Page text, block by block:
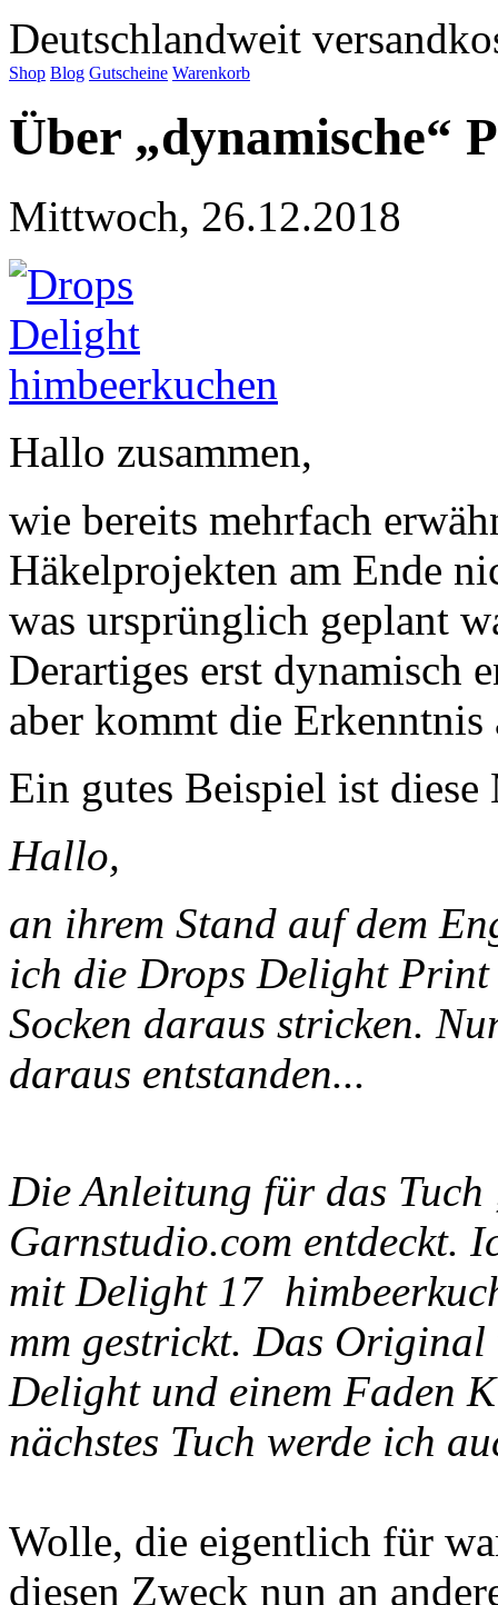
Deutschlandweit
Shop Blog Gutscheine Warenkorb
Über „dynamische“
Mittwoch, 26.12.2018
Hallo zusammen,
wie bereits mehrfach
Häkelprojekten am Ende
was ursprünglich geplant
Derartiges erst dynamisch
aber kommt die Erkenntnis
Ein gutes Beispiel ist
Hallo,
an ihrem Stand auf dem
ich die Drops Delight
Socken daraus stricken.
daraus entstanden...
Die Anleitung für das
Garnstudio.com entdeckt.
mit Delight 17
mm gestrickt. Das
Delight und einem Faden
nächstes Tuch werde ich
Wolle, die eigentlich für
diesen Zweck nun an